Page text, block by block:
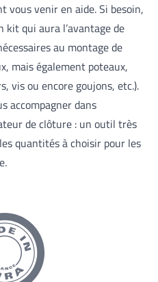
vous venir en aide. Si besoin,
qui aura l’avantage de
au montage de
mais également poteaux,
vis ou encore goujons, etc.).
accompagner dans
de clôture : un outil très
quantités à choisir pour les